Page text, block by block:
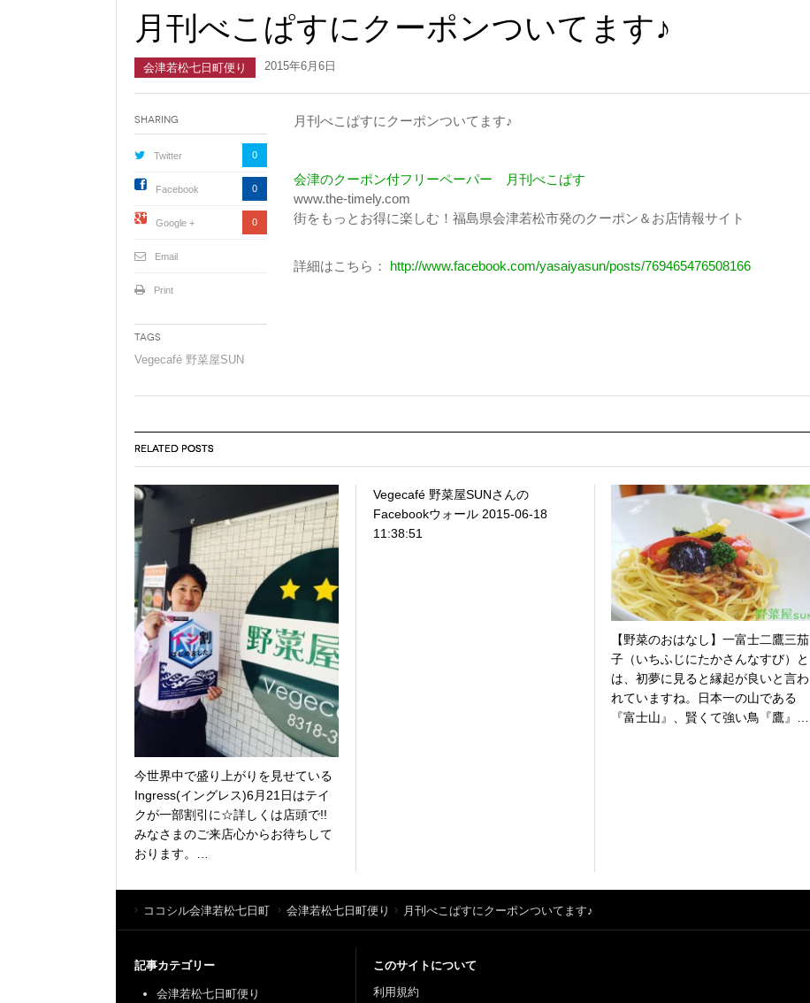
月刊べこぱすにクーポンついてます♪
会津若松七日町便り 2015年6月6日
月刊べこぱすにクーポンついてます♪
会津のクーポン付フリーペーパー 月刊べこぱす
www.the-timely.com
街をもっとお得に楽しむ！福島県会津若松市発のクーポン＆お店情報サイト
詳細はこちら： http://www.facebook.com/yasaiyasun/posts/769465476508166
Sharing
Twitter 0
Facebook 0
Google + 0
Email
Print
Tags
Vegecafé 野菜屋SUN
RELATED POSTS
今世界中で盛り上がりを見せている
Ingress(イングレス)6月21日はテイ
クが一部割引に☆詳しくは店頭で!!
みなさまのご来店心からお待ちして
おります。…
Vegecafé 野菜屋SUNさんの
Facebookウォール 2015-06-18
11:38:51
【野菜のおはなし】一富士二鷹三茄
子（いちふじにたかさんなすび）と
は、初夢に見ると縁起が良いと言わ
れていますね。日本一の山である
『富士山』、賢くて強い鳥『鷹』…
ココシル会津若松七日町 会津若松七日町便り 月刊べこぱすにクーポンついてます♪
記事カテゴリー
会津若松七日町便り
このサイトについて
利用規約